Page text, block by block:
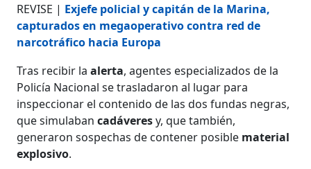
REVISE | Exjefe policial y capitán de la Marina,
capturados en megaoperativo contra red de
narcotráfico hacia Europa
Tras recibir laalerta, agentes especializados de la
Policía Nacional se trasladaron al lugar para
inspeccionar el contenido de las dos fundas negras,
que simulabancadáveresy, que también,
generaron sospechas de contener posible material
explosivo.